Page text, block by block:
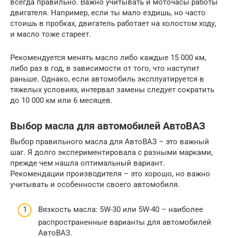
всегда правильно. Важно учитывать и моточасы работы
двигателя. Например, если ты мало ездишь, но часто
стоишь в пробках, двигатель работает на холостом ходу,
и масло тоже стареет.
Рекомендуется менять масло либо каждые 15 000 км,
либо раз в год, в зависимости от того, что наступит
раньше. Однако, если автомобиль эксплуатируется в
тяжелых условиях, интервал замены следует сократить
до 10 000 км или 6 месяцев.
Выбор масла для автомобилей АвтоВАЗ
Выбор правильного масла для АвтоВАЗ – это важный
шаг. Я долго экспериментировала с разными марками,
прежде чем нашла оптимальный вариант.
Рекомендации производителя – это хорошо, но важно
учитывать и особенности своего автомобиля.
Вязкость масла: 5W-30 или 5W-40 – наиболее
распространенные варианты для автомобилей
АвтоВАЗ.